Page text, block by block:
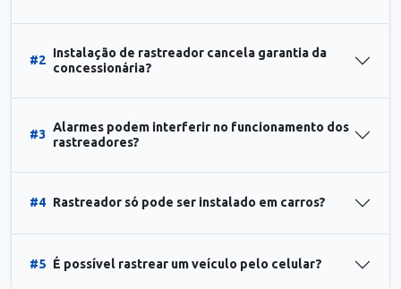
#2
Instalação de rastreador cancela garantia da
concessionária?
#3
Alarmes podem interferir no funcionamento dos
rastreadores?
#4 Rastreador só pode ser instalado em carros?
#5 É possível rastrear um veículo pelo celular?